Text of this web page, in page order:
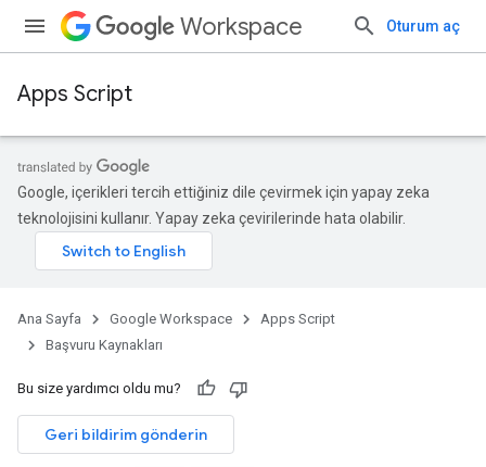
Workspace Oturum aç
Apps Script
Google, içerikleri tercih ettiğiniz dile çevirmek için yapay zeka
teknolojisini kullanır. Yapay zeka çevirilerinde hata olabilir.
Ana Sayfa Google Workspace
Apps Script
Başvuru Kaynakları
Bu size yardımcı oldu mu?
Geri bildirim gönderin